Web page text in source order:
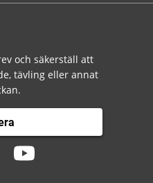
och säkerställ att
tävling eller annat